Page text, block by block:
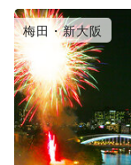
梅田・新大阪